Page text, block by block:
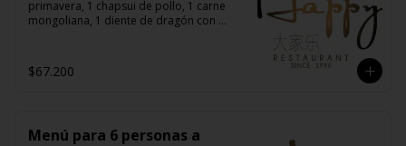
primavera, 1 chapsui de pollo, 1 carne
mongoliana, 1 diente de dragón con
$67.200
Menú para 6 personas a